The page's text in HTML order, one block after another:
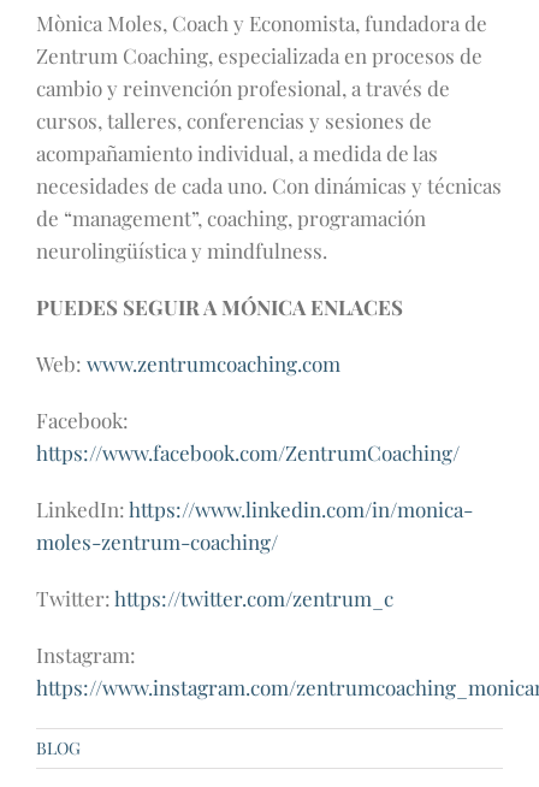
Mònica Moles, Coach y Economista, fundadora de
Zentrum Coaching, especializada en procesos de
cambio y reinvención profesional, a través de
cursos, talleres, conferencias y sesiones de
acompañamiento individual, a medida de las
necesidades de cada uno. Con dinámicas y técnicas
de “management”, coaching, programación
neurolingüística y mindfulness.
PUEDES SEGUIR A MÓNICA ENLACES
Web: www.zentrumcoaching.com
Facebook:
https://www.facebook.com/ZentrumCoaching/
LinkedIn:https://www.linkedin.com/in/monica-
moles-zentrum-coaching/
Twitter:https://twitter.com/zentrum_c
Instagram:
https://www.instagram.com/
BLOG